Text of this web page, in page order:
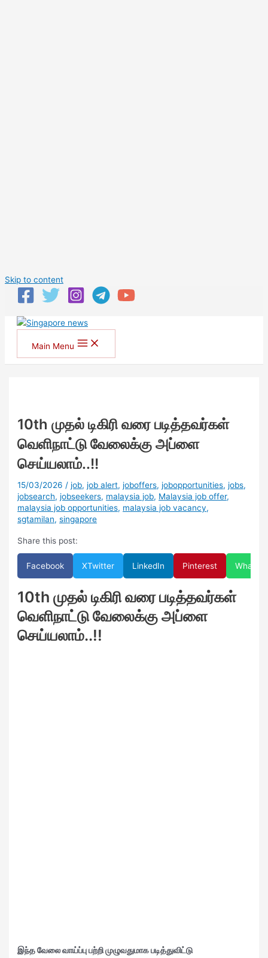
Skip to content
Main Menu
10th முதல் டிகிரி வரை படித்தவர்கள்
வெளிநாட்டு வேலைக்கு அப்ளை
செய்யலாம்..!!
15/03/2026 /job,job alert,joboffers,jobopportunities,jobs,
jobsearch,jobseekers, malaysia job, Malaysia job offer,
malaysia job opportunities, malaysia job vacancy,
sgtamilan,singapore
Share this post:
Facebook XTwitter LinkedIn Pinterest
10th முதல் டிகிரி வரை படித்தவர்கள்
வெளிநாட்டு வேலைக்கு அப்ளை
செய்யலாம்..!!
இந்த வேலை வாய்ப்பு பற்றி முழுவதுமாக படித்துவிட்டு